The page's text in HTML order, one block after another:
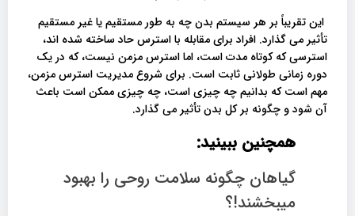
این تقریباً بر هر سیستم بدن چه به طور مستقیم یا غیر مستقیم
تأثیر می گذارد. افراد برای مقابله با استرس حاد ساخته شده اند،
استرسی که کوتاه مدت است، اما استرس مزمن نیست، که در یک
دوره زمانی طولانی ثابت است. برای شروع مدیریت استرس مزمن،
مهم است که بدانیم چه چیزی است، چه چیزی ممکن است باعث
آن شود و چگونه بر کل بدن تأثیر می گذارد.
همچنین ببینید:
گیاهان چگونه سلامت روحی را بهبود
میبخشند!؟